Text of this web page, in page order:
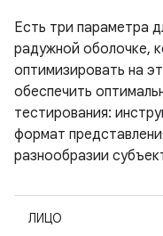
Есть три параметра
радужной оболочке,
оптимизировать на
обеспечить
тестирования:
формат
разнообразии
ЛИЦО